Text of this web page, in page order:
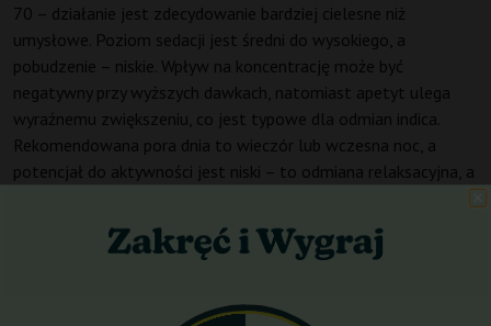
70 – działanie jest zdecydowanie bardziej cielesne niż
umysłowe. Poziom sedacji jest średni do wysokiego, a
pobudzenie – niskie. Wpływ na koncentrację może być
negatywny przy wyższych dawkach, natomiast apetyt ulega
wyraźnemu zwiększeniu, co jest typowe dla odmian indica.
Rekomendowana pora dnia to wieczór lub wczesna noc, a
potencjał do aktywności jest niski – to odmiana relaksacyjna, a
energii – efekt wygasa łagodnie i naturalnie. Auto Afghan
Widow jest odpowiednia zarówno dla początkujących, jak i
powinny zacząć od małej dawki. Możliwe skutki uboczne to